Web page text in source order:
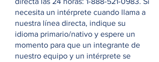
necesita un intérprete cuando llama a
nuestra línea directa, indique su
idioma primario/nativo y espere un
momento para que un integrante de
nuestro equipo y un intérprete se